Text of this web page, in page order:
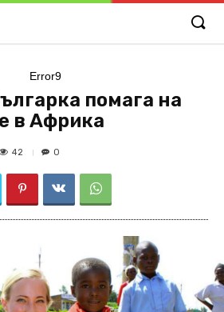
Error9
помага на
в Африка
42 0